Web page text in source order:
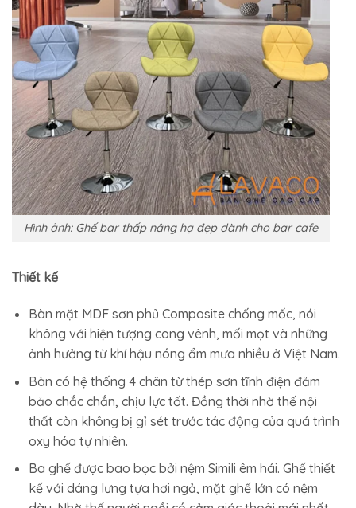
Hình ảnh: Ghế bar thấp nâng hạ đẹp dành cho bar cafe
Thiết kế
Bàn mặt MDF sơn phủ Composite chống mốc, nói
không với hiện tượng cong vênh, mối mọt và những
ảnh hưởng từ khí hậu nóng ẩm mưa nhiều ở Việt Nam.
Bàn có hệ thống 4 chân từ thép sơn tĩnh điện đảm
bảo chắc chắn, chịu lực tốt. Đồng thời nhờ thế nội
thất còn không bị gỉ sét trước tác động của quá trình
oxy hóa tự nhiên.
Ba ghế được bao bọc bởi nệm Simili êm hái. Ghế thiết
kế với dáng lưng tựa hơi ngả, mặt ghế lớn có nệm